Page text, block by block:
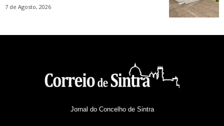
7 de Agosto, 2026
Jornal do Concelho de Sintra